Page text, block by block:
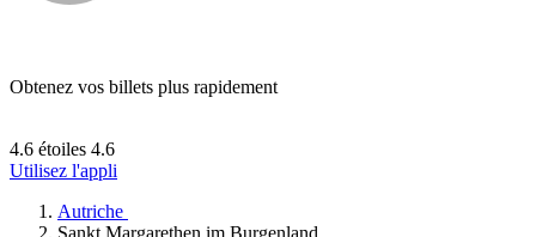
Obtenez vos billets plus rapidement
4.6 étoiles 4.6
Utilisez l'appli
Autriche
Sankt Margarethen im Burgenland